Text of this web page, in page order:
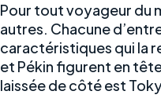
Pour tout voyageur du
autres. Chacune
caractéristiques qui la
et Pékin figurent en
laissée de côté est